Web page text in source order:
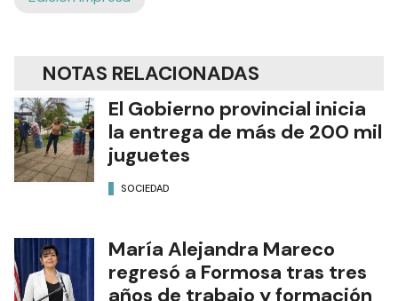
NOTAS RELACIONADAS
El Gobierno provincial inicia
la entrega de más de 200 mil
juguetes
SOCIEDAD
María Alejandra Mareco
regresó a Formosa tras tres
años de trabajo y formación